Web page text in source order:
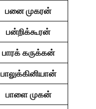
பனை முகரன்
பன்றிக்கூரன்
பாரக் கருக்கன்
பாலுக்கினியான்
பாளை முகன்